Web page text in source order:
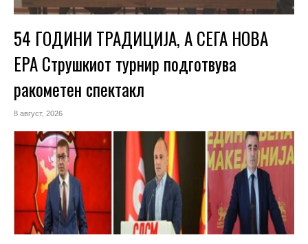
54 ГОДИНИ ТРАДИЦИЈА, А СЕГА НОВА
ЕРА Струшкиот турнир подготвува
ракометен спектакл
8 август, 2026